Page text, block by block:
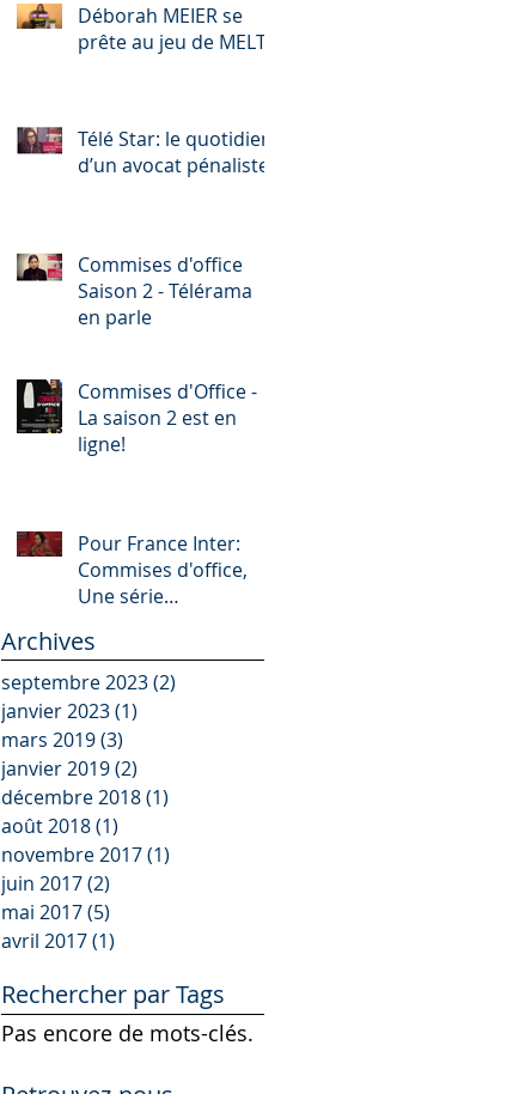
Déborah MEIER se
prête au jeu de MELTY
Télé Star: le quotidien
d’un avocat pénaliste
Commises d'office
Saison 2 - Télérama
en parle
Commises d'Office -
La saison 2 est en
ligne!
Pour France Inter:
Commises d'office,
Une série
Archives
septembre 2023(2)
janvier 2023(1)
mars 2019(3)
janvier 2019(2)
décembre 2018(1)
août 2018(1)
novembre 2017(1)
juin 2017(2)
mai 2017(5)
avril 2017(1)
Rechercher par Tags
Pas encore de mots-clés.